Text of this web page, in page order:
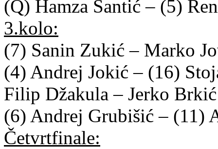
(Q) Hamza Šantić – (5)
3.kolo:
(7) Sanin Zukić – Marko
(4) Andrej Jokić – (16)
Filip Džakula – Jerko
(6) Andrej Grubišić – (11)
Četvrtfinale: